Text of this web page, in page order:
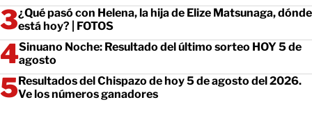
¿Qué pasó con Helena, la hija de Elize Matsunaga, dónde
está hoy? | FOTOS
Sinuano Noche: Resultado del último sorteo HOY 5 de
agosto
Resultados del Chispazo de hoy 5 de agosto del 2026.
Ve los números ganadores